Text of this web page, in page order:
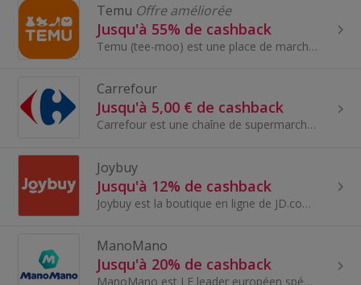
Temu Offre améliorée
Jusqu'à 55% de cashback
Temu (tee-moo) est une place de marché en ligne qui s'engage à offrir les produits de qualité les plus abordables.
Carrefour
Jusqu'à 5,00 € de cashback
Carrefour est une chaîne de supermarchés et d'hypermarchés d'origine française, l'une des plus grandes au monde. Fondée en 1958, Carrefour offre un...
Joybuy
Jusqu'à 12% de cashback
Joybuy est la boutique en ligne de JD.com en Europe. Elle propose des marques haut de gamme, livrées depuis ses propres entrepôts jusqu'au domicile...
ManoMano
Jusqu'à 20% de cashback
ManoMano est LE leader européen spécialiste du bricolage, de la maison et du jardin. ManoMano s'adressent à tous, des bricoleurs amateurs aux profe...